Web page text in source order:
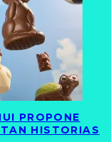
PROPONE
HISTORIAS